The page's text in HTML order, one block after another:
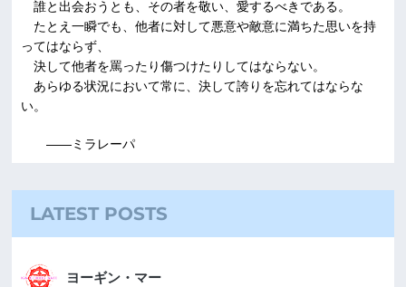
誰と出会おうとも、その者を敬い、愛するべきである。
たとえ一瞬でも、他者に対して悪意や敵意に満ちた思いを持
ってはならず、
決して他者を罵ったり傷つけたりしてはならない。
あらゆる状況において常に、決して誇りを忘れてはならな
い。
――ミラレーパ
LATEST POSTS
ヨーギン・マー